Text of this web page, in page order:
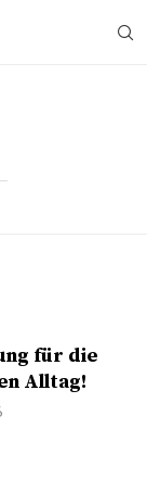
für die
Alltag!